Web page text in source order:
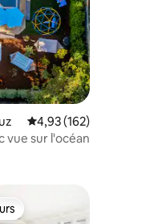
: 4,88 sur 5
Évaluation moyenne
4,93 (162)
vue sur l'océan
les plus appréciés